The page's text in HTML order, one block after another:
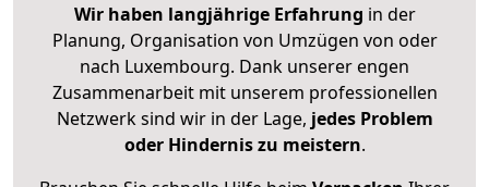
Wir haben langjährige Erfahrung in der
Planung, Organisation von Umzügen von oder
nach Luxembourg. Dank unserer engen
Zusammenarbeit mit unserem professionellen
Netzwerk sind wir in der Lage, jedes Problem
oder Hindernis zu meistern.